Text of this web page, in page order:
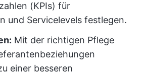
(KPIs) für
und Servicelevels festlegen.
Mit der richtigen Pflege
einer besseren